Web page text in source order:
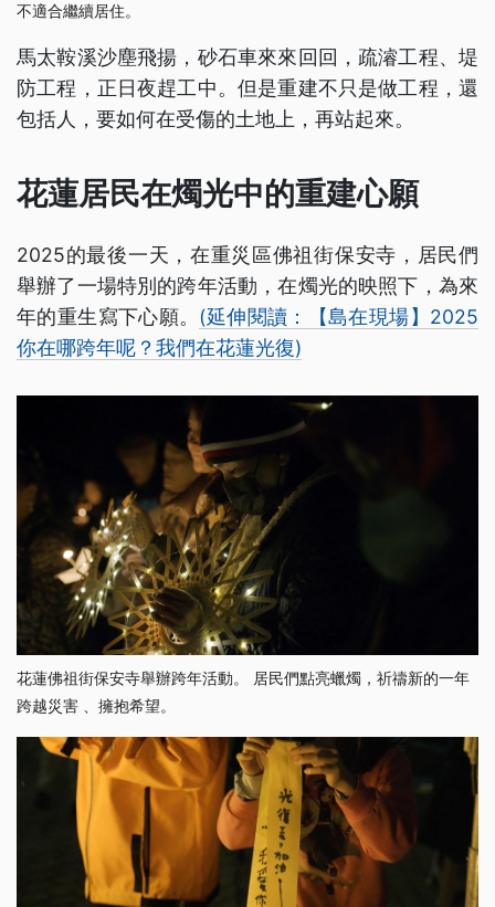
不適合繼續居住。
馬太鞍溪沙塵飛揚，砂石車來來回回，疏濬工程、堤
防工程，正日夜趕工中。但是重建不只是做工程，還
包括人，要如何在受傷的土地上，再站起來。
花蓮居民在燭光中的重建心願
2025的最後一天，在重災區佛祖街保安寺，居民們
舉辦了一場特別的跨年活動，在燭光的映照下，為來
年的重生寫下心願。 (延伸閱讀：【島在現場】2025
你在哪跨年呢？我們在花蓮光復)
花蓮佛祖街保安寺舉辦跨年活動。 居民們點亮蠟燭，祈禱新的一年
跨越災害 、擁抱希望。